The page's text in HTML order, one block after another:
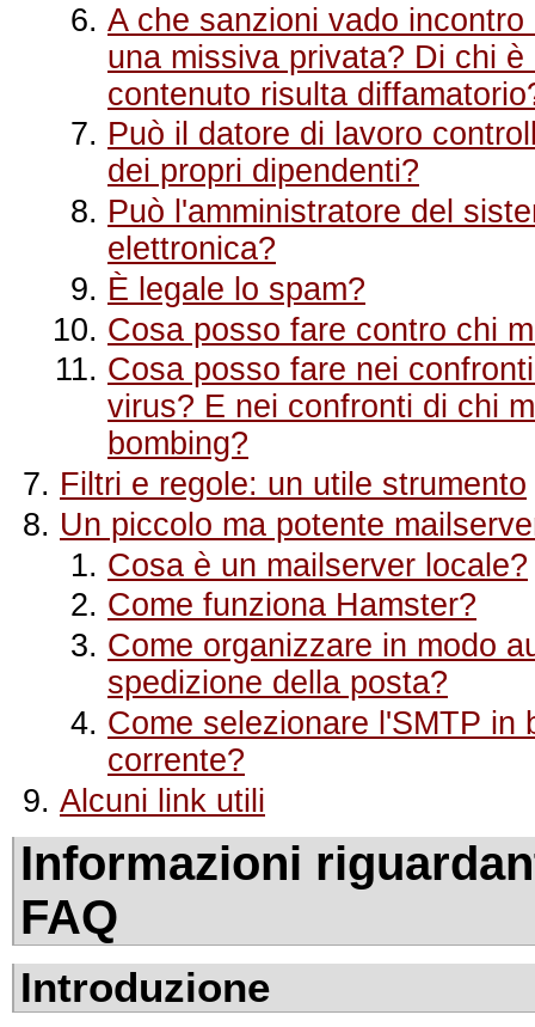
A che sanzioni vado
una missiva privata? Di chi
contenuto risulta
Può il datore di lavoro
dei propri dipendenti?
Può l'amministratore del
elettronica?
È legale lo spam?
Cosa posso fare contro chi
Cosa posso fare nei
virus? E nei confronti di chi
bombing?
Filtri e regole: un utile strumento
Un piccolo ma potente
Cosa è un mailserver locale?
Come funziona Hamster?
Come organizzare in modo
spedizione della posta?
Come selezionare l'SMTP in
corrente?
Alcuni link utili
Informazioni
FAQ
Introduzione